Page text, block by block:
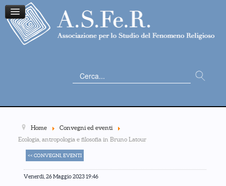
Cerca...
Home
Convegni ed eventi
Ecologia, antropologia e filosofia in Bruno Latour
<< CONVEGNI, EVENTI
Venerdì, 26 Maggio 2023 19:46